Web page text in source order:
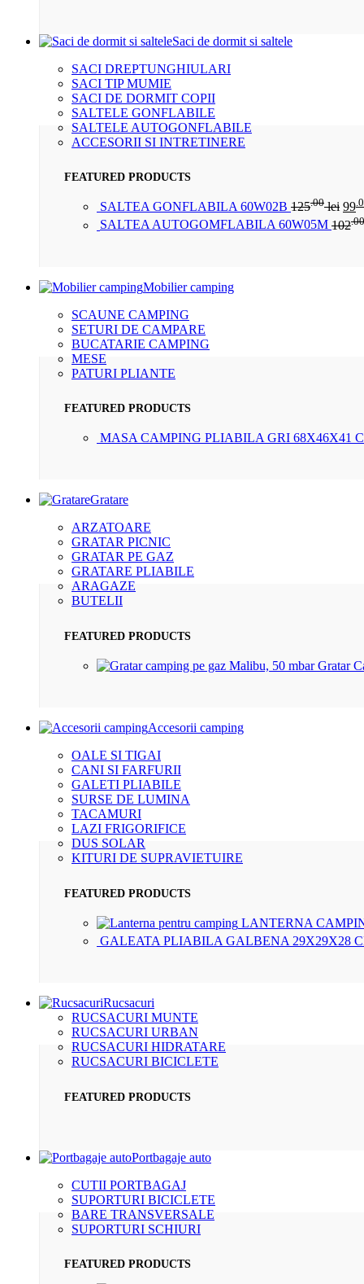
Saci de dormit si saltele
SACI DREPTUNGHIULARI
SACI TIP MUMIE
SACI DE DORMIT COPII
SALTELE GONFLABILE
SALTELE AUTOGONFLABILE
ACCESORII SI INTRETINERE
FEATURED PRODUCTS
SALTEA GONFLABILA 60W02B 125.00 lei 99
SALTEA AUTOGOMFLABILA 60W05M 102.00
Mobilier camping
SCAUNE CAMPING
SETURI DE CAMPARE
BUCATARIE CAMPING
MESE
PATURI PLIANTE
FEATURED PRODUCTS
MASA CAMPING PLIABILA GRI 68X46X41
Gratare
ARZATOARE
GRATAR PICNIC
GRATAR PE GAZ
GRATARE PLIABILE
ARAGAZE
BUTELII
FEATURED PRODUCTS
Gratar
Accesorii camping
OALE SI TIGAI
CANI SI FARFURII
GALETI PLIABILE
SURSE DE LUMINA
TACAMURI
LAZI FRIGORIFICE
DUS SOLAR
KITURI DE SUPRAVIETUIRE
FEATURED PRODUCTS
LANTERNA
GALEATA PLIABILA GALBENA 29X29X28
Rucsacuri
RUCSACURI MUNTE
RUCSACURI URBAN
RUCSACURI HIDRATARE
RUCSACURI BICICLETE
FEATURED PRODUCTS
Portbagaje auto
CUTII PORTBAGAJ
SUPORTURI BICICLETE
BARE TRANSVERSALE
SUPORTURI SCHIURI
FEATURED PRODUCTS